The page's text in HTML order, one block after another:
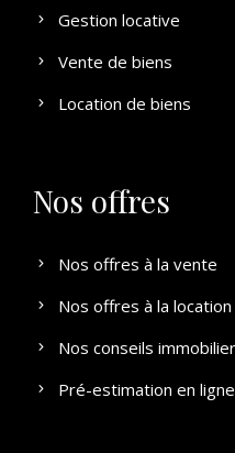
Gestion locative
Vente de biens
Location de biens
Nos offres
Nos offres à la vente
Nos offres à la location
Nos conseils
Pré-estimation en ligne